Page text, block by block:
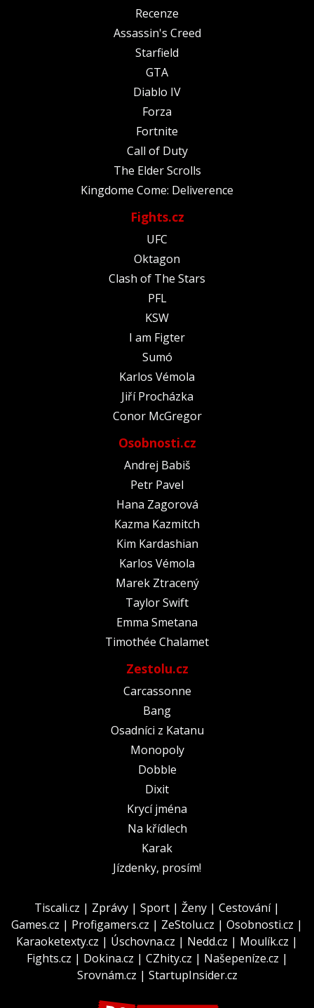
Recenze
Assassin's Creed
Starfield
GTA
Diablo IV
Forza
Fortnite
Call of Duty
The Elder Scrolls
Kingdome Come: Deliverence
Fights.cz
UFC
Oktagon
Clash of The Stars
PFL
KSW
I am Figter
Sumó
Karlos Vémola
Jiří Procházka
Conor McGregor
Osobnosti.cz
Andrej Babiš
Petr Pavel
Hana Zagorová
Kazma Kazmitch
Kim Kardashian
Karlos Vémola
Marek Ztracený
Taylor Swift
Emma Smetana
Timothée Chalamet
Zestolu.cz
Carcassonne
Bang
Osadníci z Katanu
Monopoly
Dobble
Dixit
Krycí jména
Na křídlech
Karak
Jízdenky, prosím!
Tiscali.cz | Zprávy | Sport | Ženy | Cestování|
Games.cz | Profigamers.cz | ZeStolu.cz | Osobnosti.cz |
Karaoketexty.cz | Úschovna.cz | Nedd.cz | Moulík.cz |
Fights.cz | Dokina.cz | CZhity.cz | Našepeníze.cz |
Srovnám.cz | StartupInsider.cz